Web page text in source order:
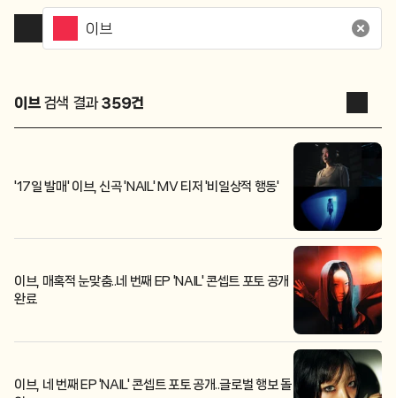
이브 검색 결과359건
'17일 발매' 이브, 신곡 'NAIL' MV 티저 '비일상적 행동'
이브, 매혹적 눈맞춤..네 번째 EP 'NAIL' 콘셉트 포토 공개
완료
이브, 네 번째 EP 'NAIL' 콘셉트 포토 공개..글로벌 행보 돌